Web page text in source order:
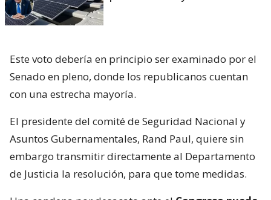
Este voto debería en principio ser examinado por el
Senado en pleno, donde los republicanos cuentan
con una estrecha mayoría.
El presidente del comité de Seguridad Nacional y
Asuntos Gubernamentales, Rand Paul, quiere sin
embargo transmitir directamente al Departamento
de Justicia la resolución, para que tome medidas.